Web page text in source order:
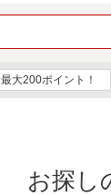
最大200ポイント！
お探し